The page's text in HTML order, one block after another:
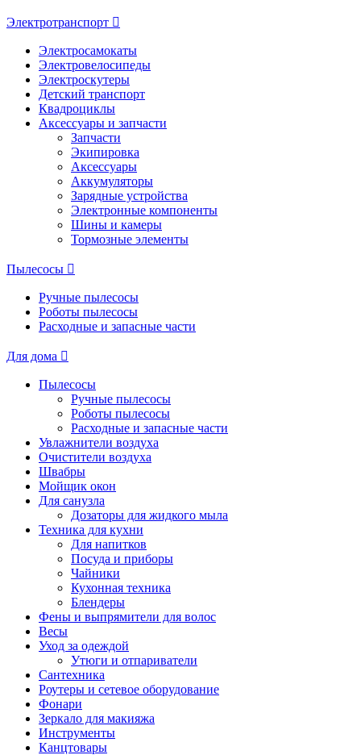
Электротранспорт
Электросамокаты
Электровелосипеды
Электроскутеры
Детский транспорт
Квадроциклы
Аксессуары и запчасти
Запчасти
Экипировка
Аксессуары
Аккумуляторы
Зарядные устройства
Электронные компоненты
Шины и камеры
Тормозные элементы
Пылесосы
Ручные пылесосы
Роботы пылесосы
Расходные и запасные части
Для дома
Пылесосы
Ручные пылесосы
Роботы пылесосы
Расходные и запасные части
Увлажнители воздуха
Очистители воздуха
Швабры
Мойщик окон
Для санузла
Дозаторы для жидкого мыла
Техника для кухни
Для напитков
Посуда и приборы
Чайники
Кухонная техника
Блендеры
Фены и выпрямители для волос
Весы
Уход за одеждой
Утюги и отпариватели
Сантехника
Роутеры и сетевое оборудование
Фонари
Зеркало для макияжа
Инструменты
Канцтовары